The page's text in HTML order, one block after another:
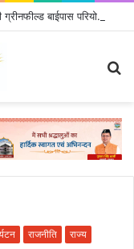
दिल्ली-देहरादून आर्थिक कॉरिडोर से जुड़ी 12 किमी ग्रीनफील्ड बाईपास परियोजना का डीएम ने किया निरीक्षण; समयबद्ध एवं गुणवत्तापूर्ण निर्माण सुनिश्चित करने के निर्देश, सुरक्षा मानकों से कोई समझौता नहींः डीएम
राजनीति
राज्य